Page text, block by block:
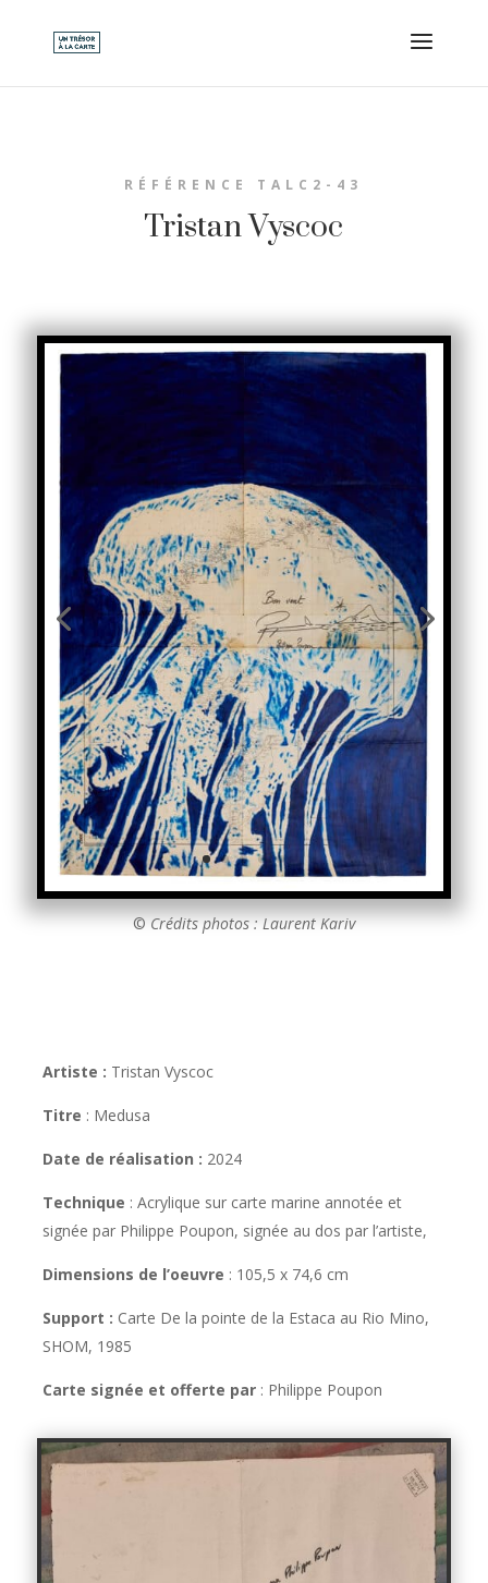
RÉFÉRENCE TALC2-43
Tristan Vyscoc
©Crédits photos : Laurent Kariv
Artiste : Tristan Vyscoc
Titre : Medusa
Date de réalisation : 2024
Technique : Acrylique sur carte marine annotée et
signée par Philippe Poupon, signée au dos par l’artiste,
Dimensions de l’oeuvre : 105,5 x 74,6 cm
Support : Carte De la pointe de la Estaca au Rio Mino,
SHOM, 1985
Carte signée et offerte par : Philippe Poupon